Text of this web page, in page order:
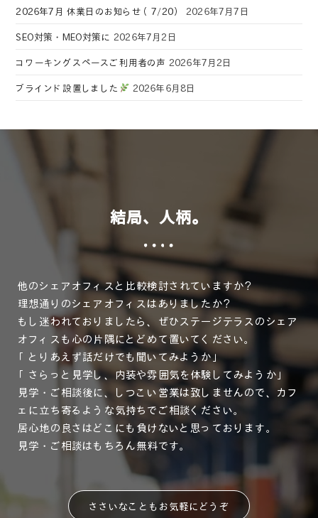
2026年7月 休業日のお知らせ（7/20） 2026年7月7日
SEO対策・MEO対策に 2026年7月2日
コワーキングスペースご利用者の声 2026年7月2日
ブラインド設置しました 2026年6月8日
結局、人柄。
他のシェアオフィスと比較検討されていますか？
理想通りのシェアオフィスはありましたか？
もし迷われておりましたら、ぜひステージテラスのシェア
オフィスも心の片隅にとどめて置いてください。
「とりあえず話だけでも聞いてみようか」
「さらっと見学し、内装や雰囲気を体験してみようか」
見学・ご相談後に、しつこい営業は致しませんので、カフ
ェに立ち寄るような気持ちでご相談ください。
居心地の良さはどこにも負けないと思っております。
見学・ご相談はもちろん無料です。
ささいなこともお気軽にどうぞ